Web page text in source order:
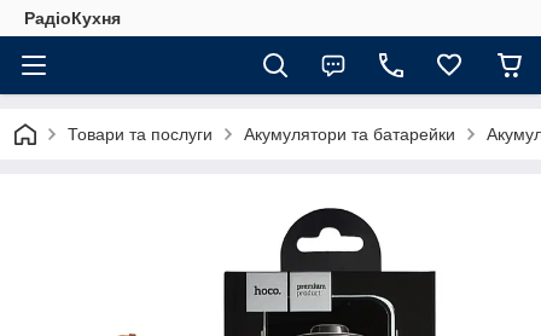
РадіоКухня
Товари та послуги Акумулятори та батарейки